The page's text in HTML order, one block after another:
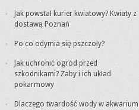
Jak powstał kurier kwiatowy? Kwiaty z
dostawą Poznań
Po co odymia się pszczoły?
Jak uchronić ogród przed
szkodnikami? Żaby i ich układ
pokarmowy
Dlaczego twardość wody w akwarium